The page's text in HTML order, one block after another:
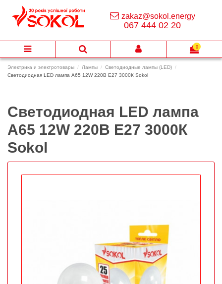
Электрика и электротовары Лампы
Светодиодные лампы (LED)
Светодиодная LED лампа A65 12W 220В E27 3000К Sokol
Светодиодная LED лампа
A65 12W 220В E27 3000К
Sokol
zakaz@sokol.energy
067 444 02 20
0